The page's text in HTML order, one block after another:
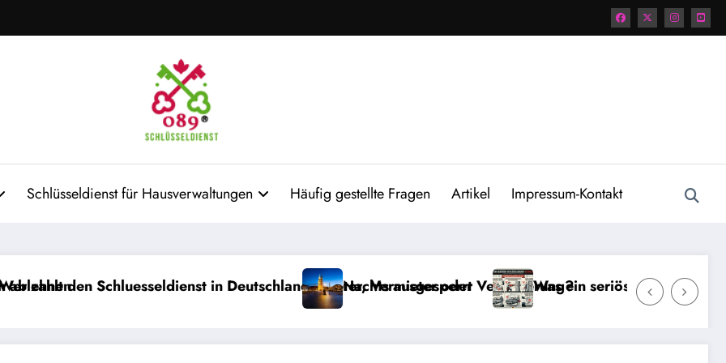
Schlüsseldienst für Hausverwaltungen Häufig gestellte Fragen Artikel Impressum-Kontakt
in Deutschland: Mieter, Vermieter oder Versicherung?
Nachts ausgesperrt Was ein seriöser Schlüsseldienst bei einer